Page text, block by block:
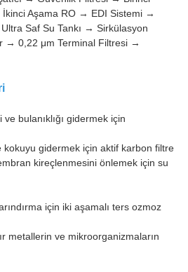
Aşama RO → EDI Sistemi →
Saf Su Tankı → Sirkülasyon
→ 0,22 μm Terminal Filtresi →
bulanıklığı gidermek için
kokuyu gidermek için aktif karbon filtre
kireçlenmesini önlemek için su
için iki aşamalı ters ozmoz
metallerin ve mikroorganizmaların